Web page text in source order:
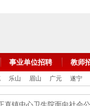
事业单位招聘 教师
乐山 眉山 广元 遂宁